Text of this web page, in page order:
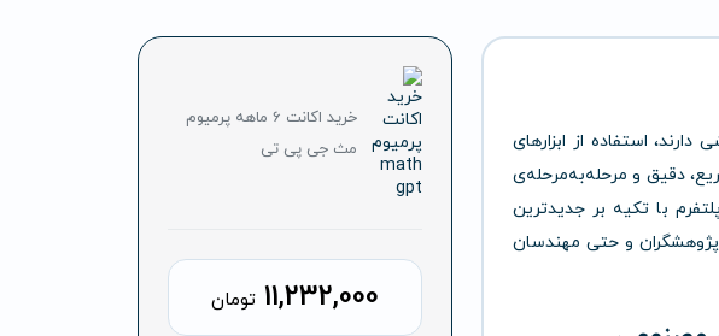
استفاده از ابزارهای
دقیق و مرحله‌به‌مرحله‌ی
با تکیه بر جدیدترین
پژوهشگران و حتی مهندسان
خرید اکانت 6 ماهه پرمیوم
مث جی پی تی
11,232,000 تومان